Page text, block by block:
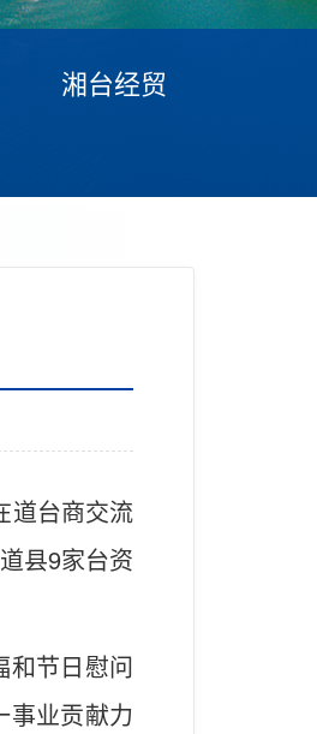
湘台经贸
道台商交流
县9家台资
和节日慰问
事业贡献力